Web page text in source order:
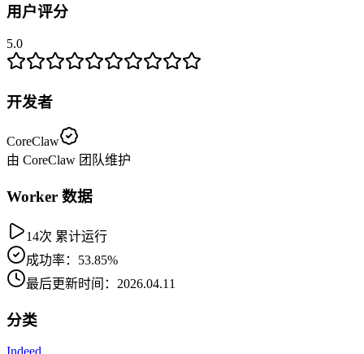
用户评分
5.0
开发者
CoreClaw
由 CoreClaw 团队维护
Worker 数据
14次 累计运行
成功率：53.85%
最后更新时间：2026.04.11
分类